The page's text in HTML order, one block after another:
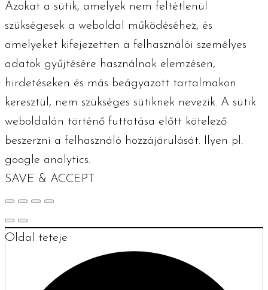
Azokat a sütik, amelyek nem feltétlenül
szükségesek a weboldal működéséhez, és
amelyeket kifejezetten a felhasználói személyes
adatok gyűjtésére használnak elemzésen,
hirdetéseken és más beágyazott tartalmakon
keresztül, nem szükséges sütiknek nevezik. A sütik
weboldalán történő futtatása előtt kötelező
beszerzni a felhasználó hozzájárulását. Ilyen pl.
google analytics.
SAVE & ACCEPT
Oldal teteje